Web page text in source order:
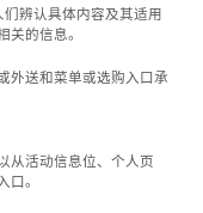
辨认具体内容及其适用
关的信息。
外送和菜单或选购入口承
从活动信息位、个人页
口。